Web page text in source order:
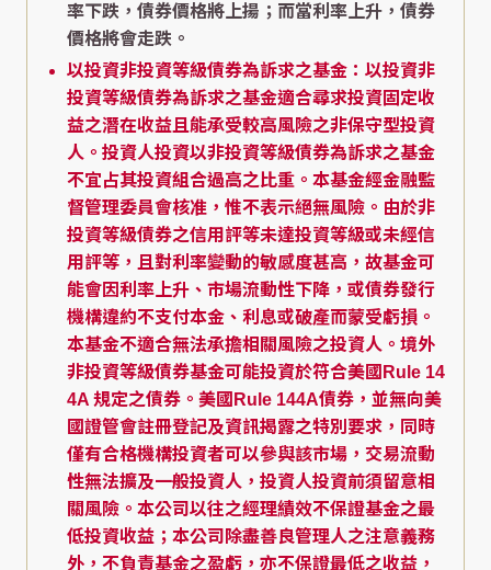
率下跌，債券價格將上揚；而當利率上升，債券
價格將會走跌。
以投資非投資等級債券為訴求之基金：以投資非
投資等級債券為訴求之基金適合尋求投資固定收
益之潛在收益且能承受較高風險之非保守型投資
人。投資人投資以非投資等級債券為訴求之基金
不宜占其投資組合過高之比重。本基金經金融監
督管理委員會核准，惟不表示絕無風險。由於非
投資等級債券之信用評等未達投資等級或未經信
用評等，且對利率變動的敏感度甚高，故基金可
能會因利率上升、市場流動性下降，或債券發行
機構違約不支付本金、利息或破產而蒙受虧損。
本基金不適合無法承擔相關風險之投資人。境外
非投資等級債券基金可能投資於符合美國Rule 14
4A 規定之債券。美國Rule 144A債券，並無向美
國證管會註冊登記及資訊揭露之特別要求，同時
僅有合格機構投資者可以參與該市場，交易流動
性無法擴及一般投資人，投資人投資前須留意相
關風險。本公司以往之經理績效不保證基金之最
低投資收益；本公司除盡善良管理人之注意義務
外，不負責基金之盈虧，亦不保證最低之收益，